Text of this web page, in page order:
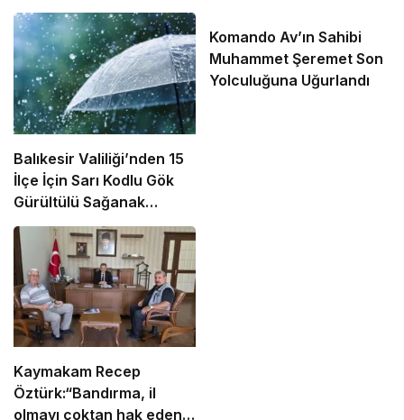
Balıkesir Valiliği’nden 15
İlçe İçin Sarı Kodlu Gök
Gürültülü Sağanak
Uyarısı!
Komando Av’ın Sahibi
Muhammet Şeremet Son
Yolculuğuna Uğurlandı
Kaymakam Recep
Öztürk:“Bandırma, il
olmayı çoktan hak eden